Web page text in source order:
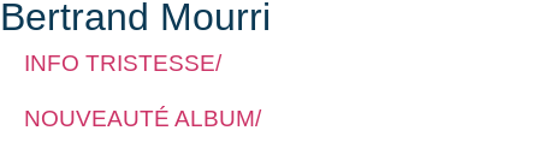
Bertrand Mourri
INFO TRISTESSE/
NOUVEAUTÉ ALBUM/